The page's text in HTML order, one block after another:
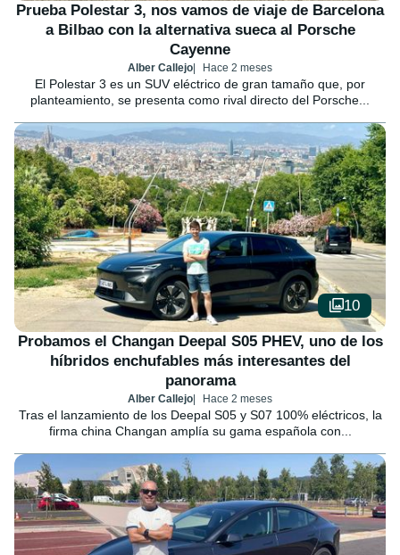
Prueba Polestar 3, nos vamos de viaje de Barcelona
a Bilbao con la alternativa sueca al Porsche
Cayenne
Alber Callejo Hace 2 meses
El Polestar 3 es un SUV eléctrico de gran tamaño que, por
planteamiento, se presenta como rival directo del Porsche...
10
Probamos el Changan Deepal S05 PHEV, uno de los
híbridos enchufables más interesantes del
panorama
Alber Callejo Hace 2 meses
Tras el lanzamiento de los Deepal S05 y S07 100% eléctricos, la
firma china Changan amplía su gama española con...